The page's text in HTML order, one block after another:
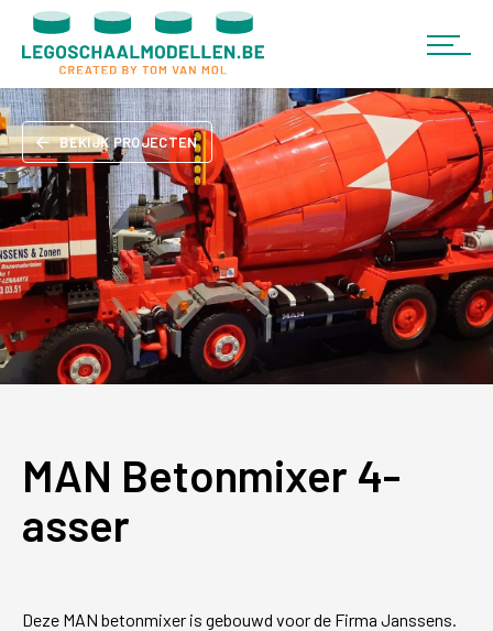
BEKIJK PROJECTEN
MAN Betonmixer 4-
asser
Deze MAN betonmixer is gebouwd voor de Firma Janssens.